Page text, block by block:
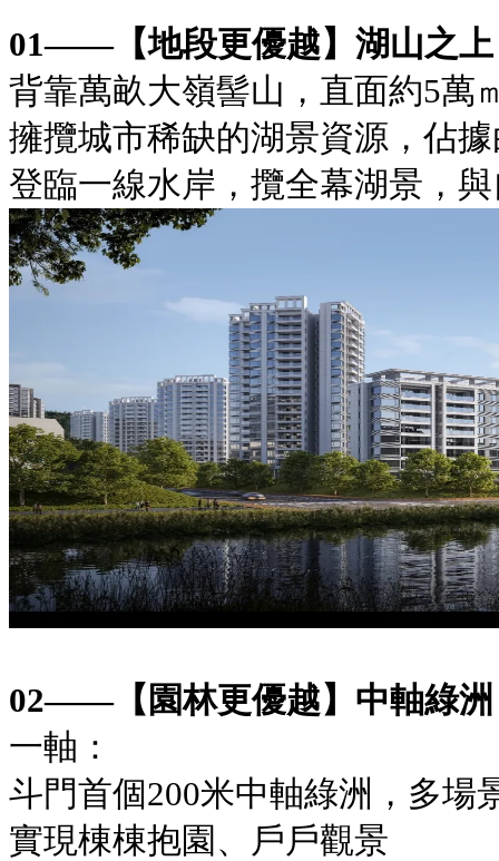
01——【地段更優越】湖山之上
背靠萬畝大嶺髻山，直面約5萬
擁攬城市稀缺的湖景資源，佔
登臨一線水岸，攬全幕湖景，
02——【園林更優越】中軸綠洲
一軸：
斗門首個200米中軸綠洲，多場
實現棟棟抱園、戶戶觀景